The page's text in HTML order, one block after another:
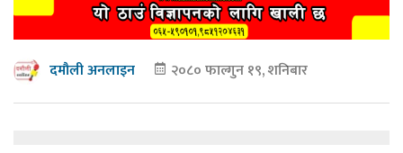
दमौली अनलाइन २०८० फाल्गुन १९, शनिबार